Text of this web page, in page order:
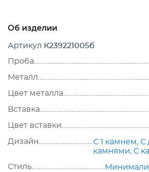
Об изделии
Артикул К239221005б
Проба
Металл
Цвет металла
Вставка
Цвет вставки
Дизайн
С 1 камнем, С
камнями, С
Стиль